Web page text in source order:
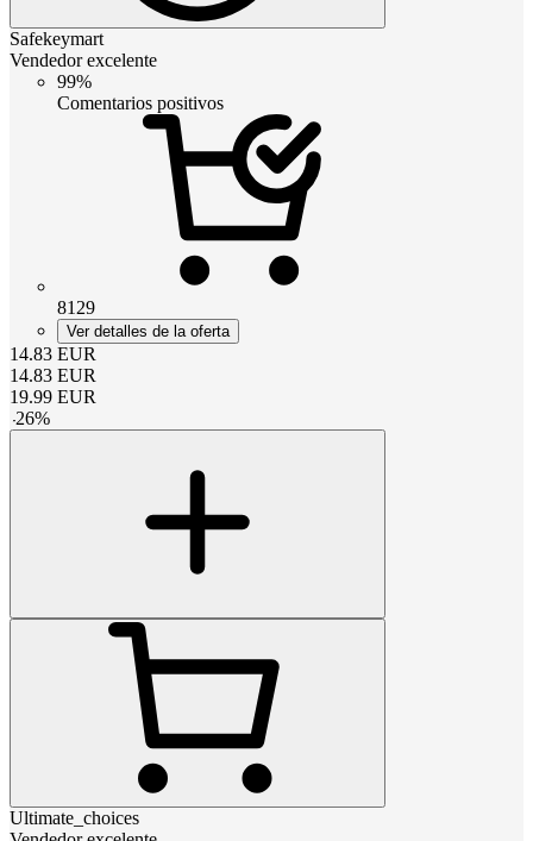
Safekeymart
Vendedor excelente
99%
Comentarios positivos
8129
Ver detalles de la oferta
14.83 EUR
14.83 EUR
19.99 EUR
-26%
Ultimate_choices